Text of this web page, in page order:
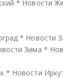
* Новости
* Новости
Зима *
* Новости